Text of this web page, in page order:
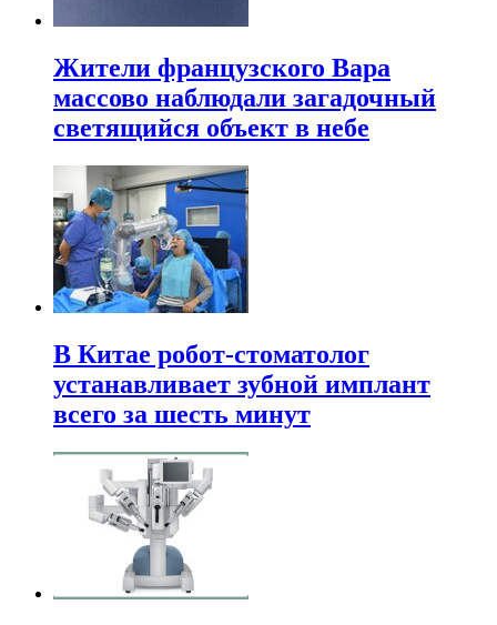
Жители французского Вара
массово наблюдали загадочный
светящийся объект в небе
В Китае робот-стоматолог
устанавливает зубной имплант
всего за шесть минут